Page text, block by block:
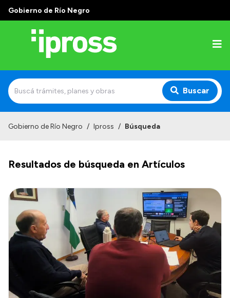
Gobierno de Río Negro
Buscar
¿Qué es IPROSS?
Autoridades
Delegaciones
Consultorios Propios
Presentación CV
Transparencia
Gobierno de Río Negro / Ipross / Búsqueda
Resultados de búsqueda en Artículos